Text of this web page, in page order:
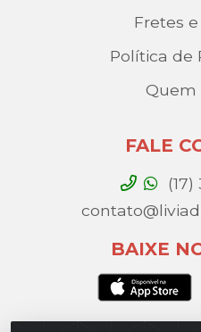
Fretes
Política de
Quem
FALE
BAIXE